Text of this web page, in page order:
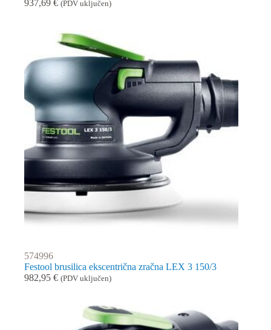
937,69 € (PDV uključen)
574996
Festool brusilica ekscentrična zračna LEX 3 150/3
982,95 € (PDV uključen)